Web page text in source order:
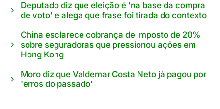
Deputado diz que eleição é 'na base da compra
de voto' e alega que frase foi tirada do contexto
China esclarece cobrança de imposto de 20%
sobre seguradoras que pressionou ações em
Hong Kong
Moro diz que Valdemar Costa Neto já pagou por
'erros do passado'